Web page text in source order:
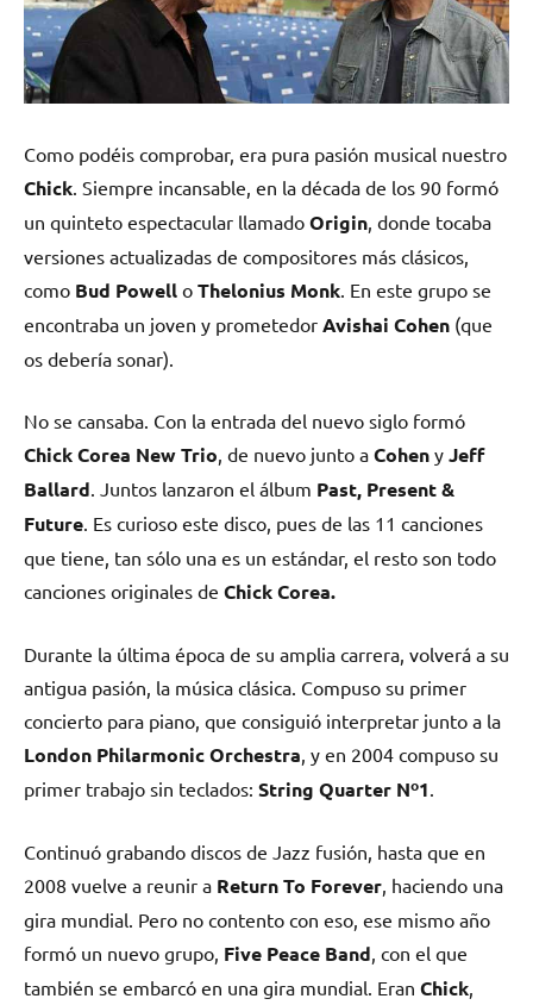
Como podéis comprobar, era pura pasión musical nuestro
Chick. Siempre incansable, en la década de los 90 formó
un quinteto espectacular llamado Origin, donde tocaba
versiones actualizadas de compositores más clásicos,
como Bud Powell o Thelonius Monk. En este grupo se
encontraba un joven y prometedor Avishai Cohen (que
os debería sonar).
No se cansaba. Con la entrada del nuevo siglo formó
Chick Corea New Trio, de nuevo junto a Cohen y Jeff
Ballard. Juntos lanzaron el álbum Past, Present &
Future. Es curioso este disco, pues de las 11 canciones
que tiene, tan sólo una es un estándar, el resto son todo
canciones originales de Chick Corea.
Durante la última época de su amplia carrera, volverá a su
antigua pasión, la música clásica. Compuso su primer
concierto para piano, que consiguió interpretar junto a la
London Philarmonic Orchestra, y en 2004 compuso su
primer trabajo sin teclados: String Quarter Nº1.
Continuó grabando discos de Jazz fusión, hasta que en
2008 vuelve a reunir a Return To Forever, haciendo una
gira mundial. Pero no contento con eso, ese mismo año
formó un nuevo grupo, Five Peace Band, con el que
también se embarcó en una gira mundial. Eran Chick,